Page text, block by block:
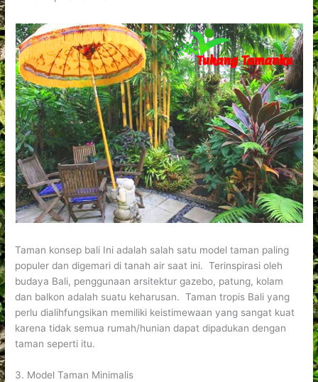
Taman konsep bali Ini adalah salah satu model taman paling
populer dan digemari di tanah air saat ini. Terinspirasi oleh
budaya Bali, penggunaan arsitektur gazebo, patung, kolam
dan balkon adalah suatu keharusan. Taman tropis Bali yang
perlu dialihfungsikan memiliki keistimewaan yang sangat kuat
karena tidak semua rumah/hunian dapat dipadukan dengan
taman seperti itu.
3. Model Taman Minimalis